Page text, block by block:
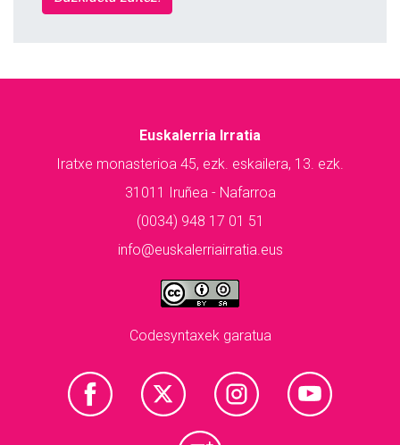
Euskalerria Irratia
Iratxe monasterioa 45, ezk. eskailera, 13. ezk.
31011 Iruñea - Nafarroa
(0034) 948 17 01 51
info@euskalerriairratia.eus
Codesyntaxek garatua